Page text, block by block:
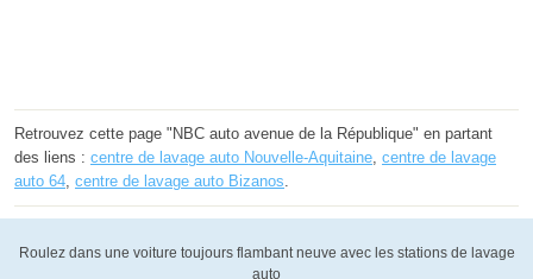
Retrouvez cette page "NBC auto avenue de la République" en partant
des liens : centre de lavage auto Nouvelle-Aquitaine, centre de lavage
auto 64, centre de lavage auto Bizanos.
Roulez dans une voiture toujours flambant neuve avec les stations de lavage
auto